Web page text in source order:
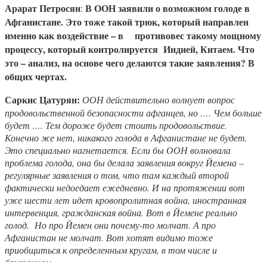
Арарат Петросян: В ООН заявили о возможном голоде в
Афганистане. Это тоже такой трюк, который направлен
именно как воздействие – в противовес такому мощному
процессу, который контролируется Индией, Китаем. Что
это – анализ, на основе чего делаются такие заявления? В
общих чертах.
Саркис Цатурян: ООН действительно волнует вопрос
продовольственной безопасности афганцев, но …. Чем больше
будет …. Тем дороже будет стоить продовольствие.
Конечно же нет, никакого голода в Афганистане не будет.
Это специально нагнетается. Если бы ООН волновала
проблема голода, она бы делала заявления вокруг Йемена –
регулярные заявления о том, что там каждый второй
фактически недоедает ежедневно. И на протяжении вот
уже шести лет идет кровопролитная война, иностранная
интервенция, гражданская война. Вот в Йемене реально
голод. Но про Йемен они почему-то молчат. А про
Афганистан не молчат. Вот хотят видимо тоже
приобщиться к определенным кругам, в том числе и